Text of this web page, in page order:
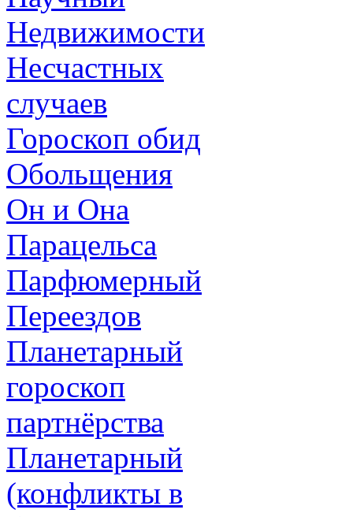
Недвижимости
Несчастных
случаев
Гороскоп обид
Обольщения
Он и Она
Парацельса
Парфюмерный
Переездов
Планетарный
гороскоп
партнёрства
Планетарный
(конфликты в